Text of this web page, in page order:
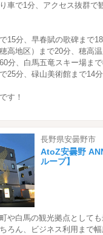
車で1分、アクセス抜群で
15分、早春賦の歌碑まで
高地区）まで20分、穂高
分、白馬五竜スキー場ま
25分、碌山美術館まで14
す！
長野県安曇野市
AtoZ安曇野
ループ】
や白馬の観光拠点としても
ろん、ビジネス利用まで